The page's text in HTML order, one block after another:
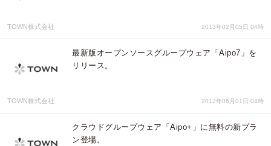
TOWN株式会社 2013年02月05日 04時
最新版オープンソースグループウェア「Aipo7」を
リリース。
TOWN株式会社 2012年06月01日 04時
クラウドグループウェア「Aipo+」に無料の新プラ
ン登場。